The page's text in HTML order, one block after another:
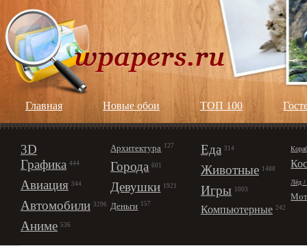
Главная Новые обои ТОП 100
3D
Графика 444
Авиация 344
Автомобили 3296
Аниме 536
Архитектура 127
Города 601
Девушки 1921
Деньги 157
Еда 314
Животные 1488
Игры 1003
Компьютерные 242
Лёд